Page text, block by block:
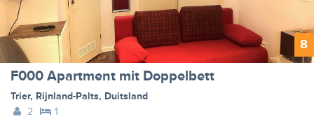
8
F000 Apartment mit Doppelbett
Trier, Rijnland-Palts, Duitsland
2
1